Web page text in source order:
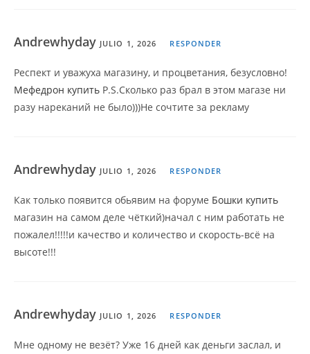
Andrewhyday JULIO 1, 2026 RESPONDER
Респект и уважуха магазину, и процветания, безусловно!
Мефедрон купить P.S.Сколько раз брал в этом магазе ни
разу нареканий не было)))Не сочтите за рекламу
Andrewhyday JULIO 1, 2026 RESPONDER
Как только появится обьявим на форуме Бошки купить
магазин на самом деле чёткий)начал с ним работать не
пожалел!!!!!и качество и количество и скорость-всё на
высоте!!!
Andrewhyday JULIO 1, 2026 RESPONDER
Мне одному не везёт? Уже 16 дней как деньги заслал, и